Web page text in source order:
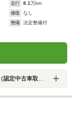
走行 8.1万km
修復
なし
整備
法定整備付
古車取扱店）